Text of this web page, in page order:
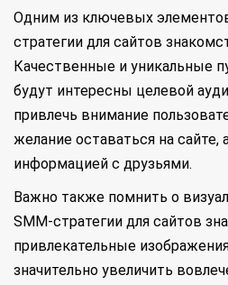
Одним из ключевых
стратегии для сайтов
Качественные и уникальные
будут интересны целевой
привлечь внимание
желание оставаться на сайте,
информацией с друзьями.
Важно также помнить о
SMM-стратегии для сайтов
привлекательные
значительно увеличить